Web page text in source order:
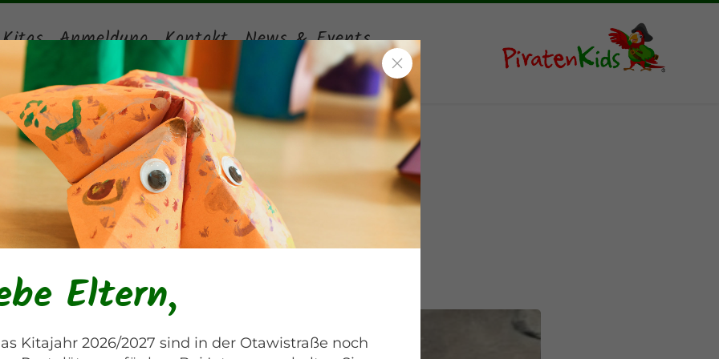
Anmeldung Kontakt News & Events
Ausflug in den Zoo
Blankenburger Chaussee
Eltern,
Kitajahr 2026/2027 sind in der Otawistraße noch